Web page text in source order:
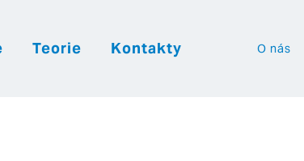
Teorie Kontakty O nás